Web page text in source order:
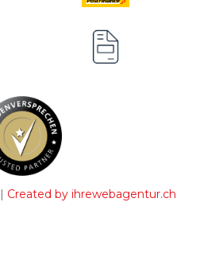
| Created by ihrewebagentur.ch